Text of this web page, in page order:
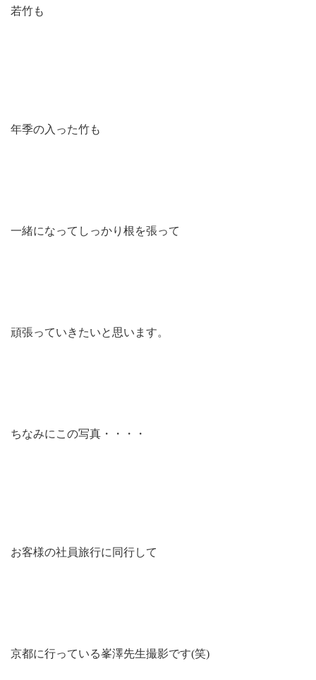
若竹も
年季の入った竹も
一緒になってしっかり根を張って
頑張っていきたいと思います。
ちなみにこの写真・・・・
お客様の社員旅行に同行して
京都に行っている峯澤先生撮影です(笑)